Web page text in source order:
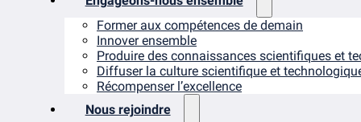
Former aux compétences de demain
Innover ensemble
Produire des connaissances scientifiques et
Diffuser la culture scientifique et
Récompenser l’excellence
Nous rejoindre